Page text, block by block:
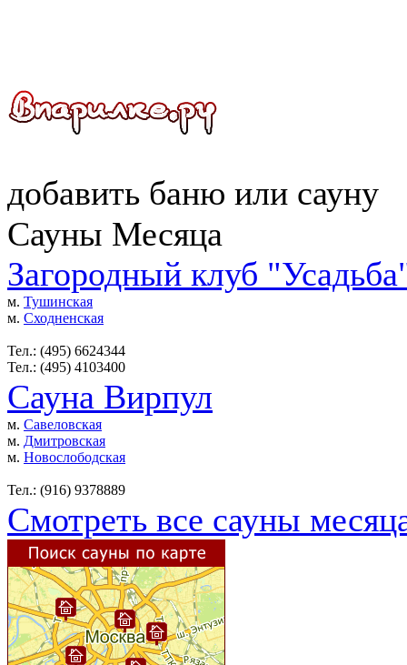
добавить баню или сауну
Сауны Месяца
Загородный клуб
м. Тушинская
м. Сходненская
Тел.: (495) 6624344
Тел.: (495) 4103400
Сауна Вирпул
м. Савеловская
м. Дмитровская
м. Новослободская
Тел.: (916) 9378889
Смотреть все сауны